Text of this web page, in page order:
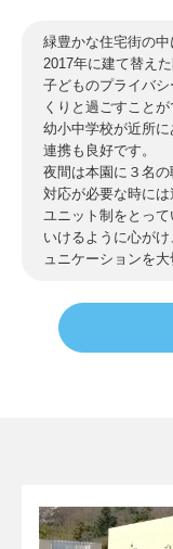
緑豊かな住宅街の中
2017年に建て替え
子どものプライバ
くりと過ごすことが
幼小中学校が近所
連携も良好です。
夜間は本園に３名の
対応が必要な時には
ユニット制をとっ
いけるように心が
ュニケーションを